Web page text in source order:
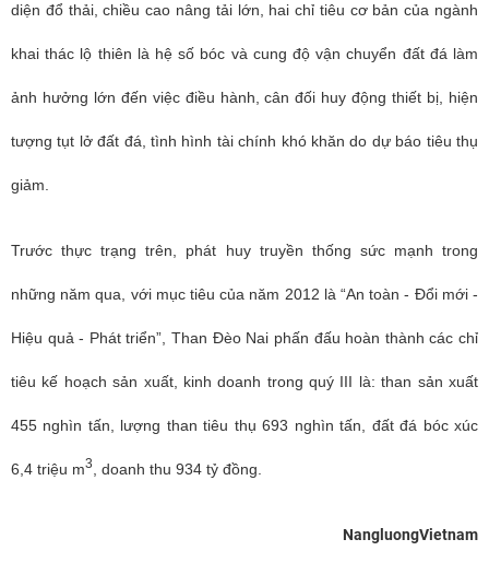
diện đổ thải, chiều cao nâng tải lớn, hai chỉ tiêu cơ bản của ngành
khai thác lộ thiên là hệ số bóc và cung độ vận chuyển đất đá làm
ảnh hưởng lớn đến việc điều hành, cân đối huy động thiết bị, hiện
tượng tụt lở đất đá, tình hình tài chính khó khăn do dự báo tiêu thụ
giảm.
Trước thực trạng trên, phát huy truyền thống sức mạnh trong
những năm qua, với mục tiêu của năm 2012 là “An toàn - Đổi mới -
Hiệu quả - Phát triển”, Than Đèo Nai phấn đấu hoàn thành các chỉ
tiêu kế hoạch sản xuất, kinh doanh trong quý III là: than sản xuất
455 nghìn tấn, lượng than tiêu thụ 693 nghìn tấn, đất đá bóc xúc
6,4 triệu m3 , doanh thu 934 tỷ đồng.
NangluongVietnam